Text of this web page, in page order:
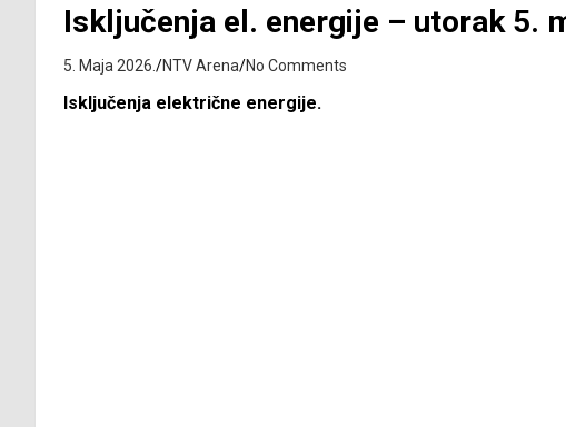
Isključenja el. energije – utorak 5.
5. Maja 2026. NTV Arena No Comments
Isključenja električne energije.